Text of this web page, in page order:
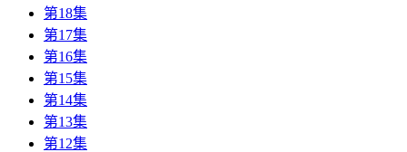
第18集
第17集
第16集
第15集
第14集
第13集
第12集